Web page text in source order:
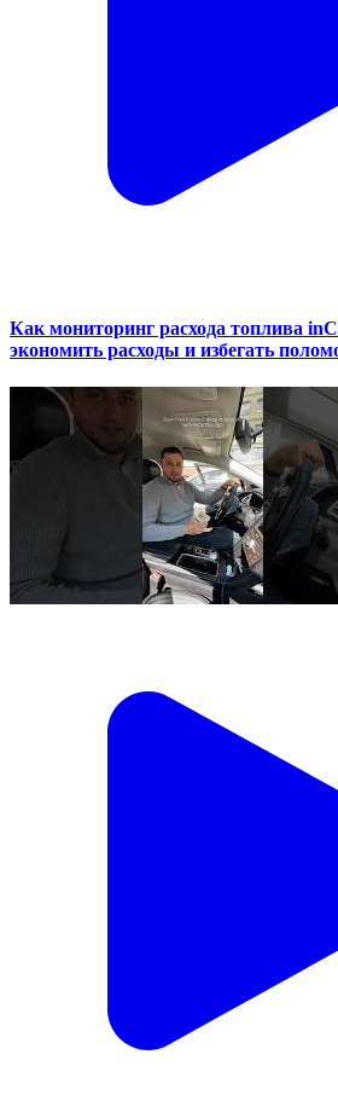
Как мониторинг расхода топлива
экономить расходы и избегать